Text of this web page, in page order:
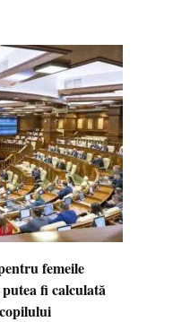
femeile
fi calculată